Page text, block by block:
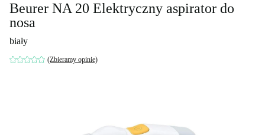
Beurer NA 20 Elektryczny aspirator do
nosa
biały
(Zbieramy opinie)